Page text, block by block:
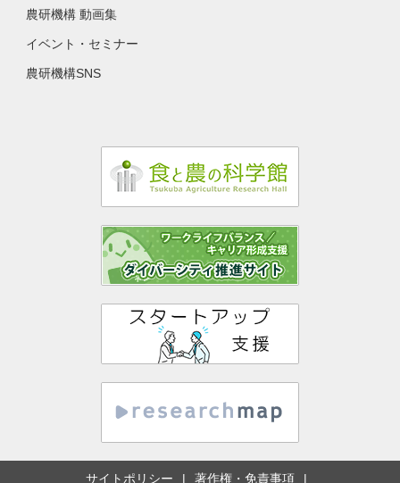
農研機構 動画集
イベント・セミナー
農研機構SNS
サイトポリシー 著作権・免責事項